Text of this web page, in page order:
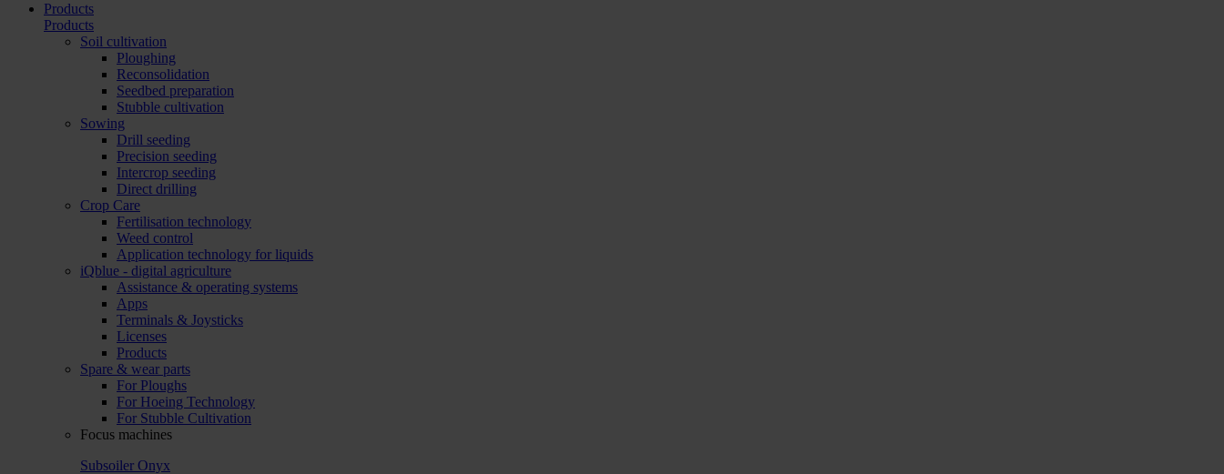
Products
Products
Soil cultivation
Ploughing
Reconsolidation
Seedbed preparation
Stubble cultivation
Sowing
Drill seeding
Precision seeding
Intercrop seeding
Direct drilling
Crop Care
Fertilisation technology
Weed control
Application technology for liquids
iQblue - digital agriculture
Assistance & operating systems
Apps
Terminals & Joysticks
Licenses
Products
Spare & wear parts
For Ploughs
For Hoeing Technology
For Stubble Cultivation
Focus machines
Subsoiler Onyx